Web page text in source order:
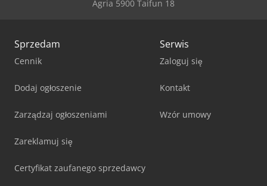
Agria 5900 Taifun 18
Sprzedam
Cennik
Dodaj ogłoszenie
Zarządzaj ogłoszeniami
Zareklamuj się
Certyfikat zaufanego sprzedawcy
Serwis
Zaloguj się
Kontakt
Wzór umowy